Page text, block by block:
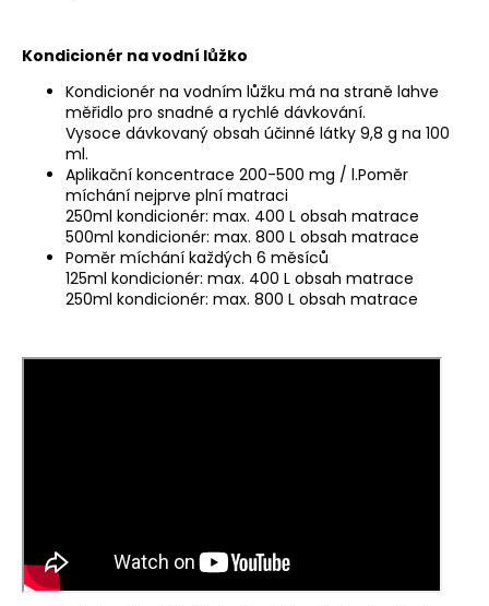
Kondicionér na vodní lůžko
Kondicionér na vodním lůžku má na straně lahve
měřidlo pro snadné a rychlé dávkování.
Vysoce dávkovaný obsah účinné látky 9,8 g na 100
ml.
Aplikační koncentrace 200-500 mg / l.Poměr
míchání nejprve plní matraci
250ml kondicionér: max. 400 L obsah matrace
500ml kondicionér: max. 800 L obsah matrace
Poměr míchání každých 6 měsíců
125ml kondicionér: max. 400 L obsah matrace
250ml kondicionér: max. 800 L obsah matrace